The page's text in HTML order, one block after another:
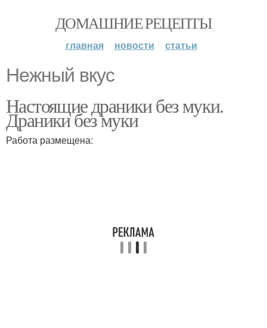
ДОМАШНИЕ РЕЦЕПТЫ
главная новости статьи
Нежный вкус
Настоящие драники без муки.
Драники без муки
Работа размещена: